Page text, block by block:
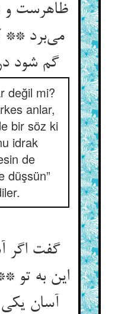
ظاهرست
می‌برد **
گم شود
değil mi?
anlar,
bir söz ki
idrak
de
düşsün”
گفت اگر
این به تو
آسان